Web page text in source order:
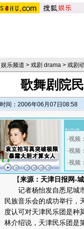
娱乐频道 > 戏剧 drama > 戏剧
歌舞剧院
时间：2006年06月07日08:58
·视频
·视频
·视频
【来源：天津日报网-
记者杨怡发自悉尼城市
民族音乐会的成功举行，
度认可对天津民乐团是种
林介绍说，天津民乐团是